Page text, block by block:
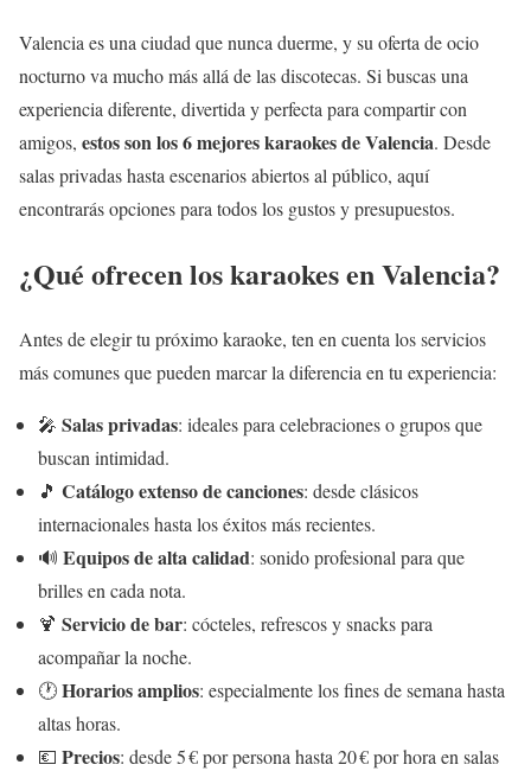
Valencia es una ciudad que nunca duerme, y su oferta de ocio
nocturno va mucho más allá de las discotecas. Si buscas una
experiencia diferente, divertida y perfecta para compartir con
amigos, estos son los 6 mejores karaokes de Valencia. Desde
salas privadas hasta escenarios abiertos al público, aquí
encontrarás opciones para todos los gustos y presupuestos.
¿Qué ofrecen los karaokes en Valencia?
Antes de elegir tu próximo karaoke, ten en cuenta los servicios
más comunes que pueden marcar la diferencia en tu experiencia:
🎤 Salas privadas: ideales para celebraciones o grupos que
buscan intimidad.
🎵 Catálogo extenso de canciones: desde clásicos
internacionales hasta los éxitos más recientes.
🔊 Equipos de alta calidad: sonido profesional para que
brilles en cada nota.
🍹 Servicio de bar: cócteles, refrescos y snacks para
acompañar la noche.
🕐Horarios amplios: especialmente los fines de semana hasta
altas horas.
💶 Precios: desde 5 € por persona hasta 20 € por hora en salas